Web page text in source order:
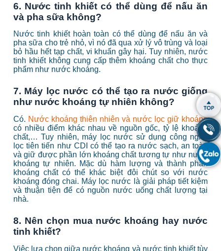
6. Nước tinh khiết có thể dùng để nấu ăn
và pha sữa không?
Nước tinh khiết hoàn toàn có thể dùng để nấu ăn và
pha sữa cho trẻ nhỏ, vì nó đã qua xử lý vô trùng và loại
bỏ hầu hết tạp chất, vi khuẩn gây hại. Tuy nhiên, nước
tinh khiết không cung cấp thêm khoáng chất cho thực
phẩm như nước khoáng.
7. Máy lọc nước có thể tạo ra nước giống
như nước khoáng tự nhiên không?
Có. Nước khoáng thiên nhiên và nước lọc giữ khoáng
có nhiều điểm khác nhau về nguồn gốc, tỷ lệ khoáng
chất,… Tuy nhiên, máy lọc nước sử dụng công nghệ
lọc tiên tiến như CDI có thể tạo ra nước sạch, an toàn
và giữ được phần lớn khoáng chất tương tự như nước
khoáng tự nhiên. Mặc dù hàm lượng và thành phần
khoáng chất có thể khác biệt đôi chút so với nước
khoáng đóng chai. Máy lọc nước là giải pháp tiết kiệm
và thuận tiện để có nguồn nước uống chất lượng tại
nhà.
8. Nên chọn mua nước khoáng hay nước
tinh khiết?
Việc lựa chọn giữa nước khoáng và nước tinh khiết tùy